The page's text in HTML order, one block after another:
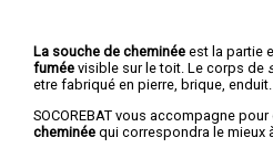
La souche de cheminée est la partie
fumée visible sur le toit. Le corps de
etre fabriqué en pierre, brique, enduit.
SOCOREBAT vous accompagne
cheminée qui correspondra le mieux